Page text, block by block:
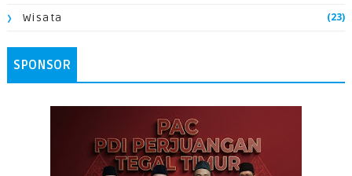
Wisata (23)
SPONSOR